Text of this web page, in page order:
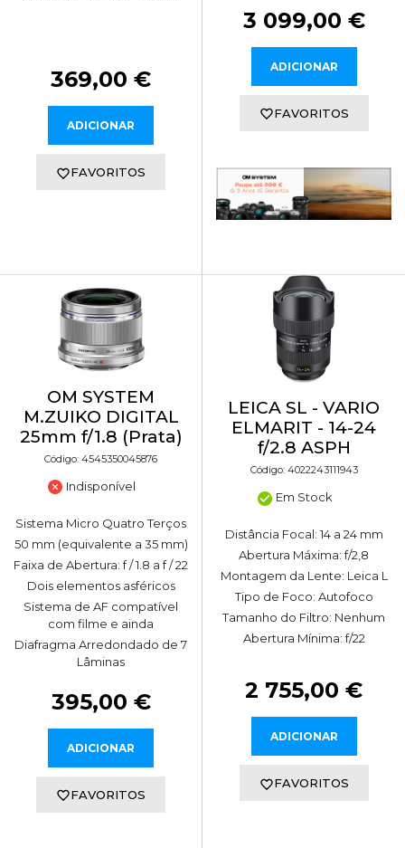
369,00 €
ADICIONAR
FAVORITOS
3 099,00 €
ADICIONAR
FAVORITOS
OM SYSTEM
M.ZUIKO DIGITAL
25mm f/1.8 (Prata)
Código: 4545350045876
Indisponível
Sistema Micro Quatro Terços
50 mm (equivalente a 35 mm)
Faixa de Abertura: f / 1.8 a f / 22
Dois elementos asféricos
Sistema de AF compatível
com filme e ainda
Diafragma Arredondado de 7
Lâminas
395,00 €
ADICIONAR
FAVORITOS
LEICA SL - VARIO
ELMARIT - 14-24
f/2.8 ASPH
Código: 4022243111943
Em Stock
Distância Focal: 14 a 24 mm
Abertura Máxima: f/2,8
Montagem da Lente: Leica L
Tipo de Foco: Autofoco
Tamanho do Filtro: Nenhum
Abertura Mínima: f/22
2 755,00 €
ADICIONAR
FAVORITOS